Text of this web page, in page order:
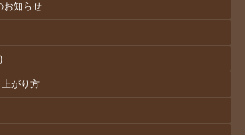
お知らせ
がり方